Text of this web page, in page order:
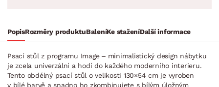
PopisRozměry produktuBaleníKe staženíDalší informace
Psací stůl z programu Image – minimalistický design nábytku
je zcela univerzální a hodí do každého moderního interieru.
Tento obdélný psací stůl o velikosti 130×54 cm je vyroben
v bílé barvě a snadno ho zkombinujete s bílým úložným